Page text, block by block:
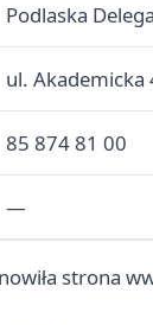
Podlaska
ul. Akademicka
85 874 81 00
—
strona